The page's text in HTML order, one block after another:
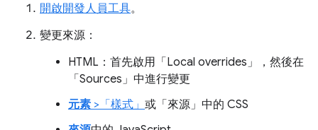
開啟開發人員工具。
變更來源：
HTML：首先啟用「Local overrides」
，然後在
「Sources」 中進行變更
元素 >「樣式」 或「來源」 中的 CSS